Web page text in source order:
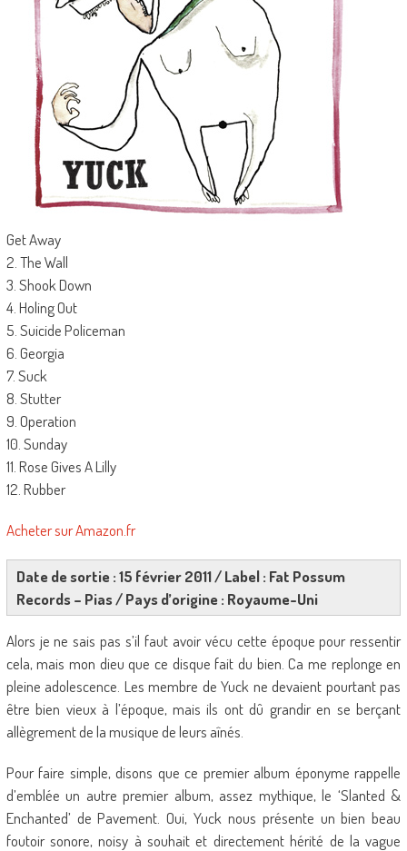
Get Away
2. The Wall
3. Shook Down
4. Holing Out
5. Suicide Policeman
6. Georgia
7. Suck
8. Stutter
9. Operation
10. Sunday
11. Rose Gives A Lilly
12. Rubber
Acheter sur Amazon.fr
Date de sortie : 15 février 2011 / Label : Fat Possum
Records – Pias / Pays d’origine : Royaume-Uni
Alors je ne sais pas s’il faut avoir vécu cette époque pour ressentir
cela, mais mon dieu que ce disque fait du bien. Ca me replonge en
pleine adolescence. Les membre de Yuck ne devaient pourtant pas
être bien vieux à l’époque, mais ils ont dû grandir en se berçant
allègrement de la musique de leurs aînés.
Pour faire simple, disons que ce premier album éponyme rappelle
d’emblée un autre premier album, assez mythique, le ‘Slanted &
Enchanted’ de Pavement. Oui, Yuck nous présente un bien beau
foutoir sonore, noisy à souhait et directement hérité de la vague